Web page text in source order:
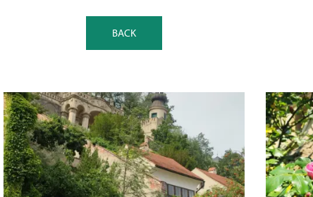
BACK